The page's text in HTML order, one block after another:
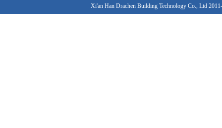
Xi'an Han Drachen Building Technology Co., Ltd